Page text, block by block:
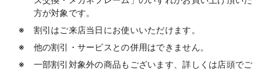
方が対象です。
割引はご来店当日にお使いいただけます。
他の割引・サービスとの併用はできません。
一部割引対象外の商品もございます、詳しくは店頭でご